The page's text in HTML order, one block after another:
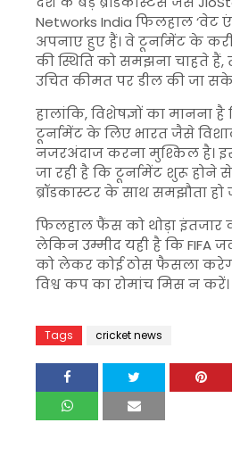
Networks India फिलहाल ‘वेट
अपनाए हुए हैं। वे टूर्नामेंट के
की स्थिति को समझना चाहते
उचित कीमत पर डील की जा
हालांकि, विशेषज्ञों का मानना
टूर्नामेंट के लिए भारत जैसे
नजरअंदाज करना मुश्किल है।
जा रही है कि टूर्नामेंट शुरू होने
ब्रॉडकास्टर के साथ समझौता हो
फिलहाल फैंस को थोड़ा इंतजार
लेकिन उम्मीद यही है किFIFA
को लेकर कोई ठोस फैसला
विश्व कप का रोमांच मिस न करें।
Tags cricket news